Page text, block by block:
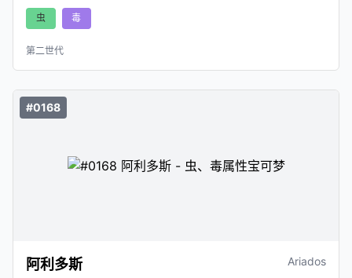
虫 毒
第二世代
#0168
阿利多斯 Ariados